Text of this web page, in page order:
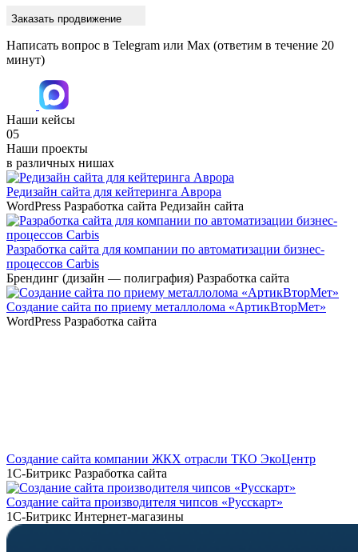
Заказать продвижение
Написать вопрос в Telegram или Max (ответим в течение 20
минут)
Наши кейсы
05
Наши проекты
в различных нишах
Редизайн сайта для кейтеринга Аврора
WordPress Разработка сайта Редизайн сайта
Разработка сайта для компании по автоматизации бизнес-
процессов Carbis
Брендинг (дизайн — полиграфия) Разработка сайта
Создание сайта по приему металлолома «АртикВторМет»
WordPress Разработка сайта
Создание сайта компании ЖКХ отрасли ТКО ЭкоЦентр
1С-Битрикс Разработка сайта
Создание сайта производителя чипсов «Русскарт»
1С-Битрикс Интернет-магазины